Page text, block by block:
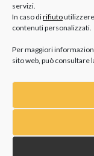
servizi.
In caso dirifiuto
contenuti personalizzati.
Per maggiori
sito web, può consultare